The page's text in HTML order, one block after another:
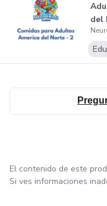
del
El contenido de este
Si ves informaciones